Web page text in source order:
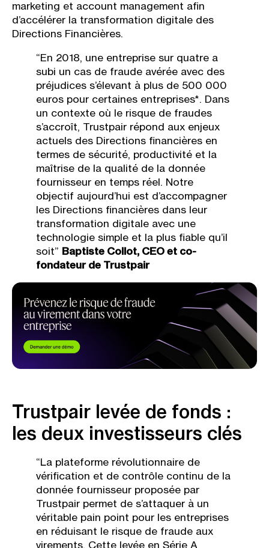
marketing et account management afin
d’accélérer la transformation digitale des
Directions Financières.
“​En 2018, une entreprise sur quatre a
subi un cas de fraude avérée avec des
préjudices s’élevant à plus de 500 000
euros pour certaines entreprises*. Dans
un contexte où le risque de fraudes
s’accroît, Trustpair répond aux enjeux
actuels des Directions financières en
termes de sécurité, productivité et la
maîtrise de la qualité de la donnée
fournisseur en temps réel. Notre
objectif aujourd’hui est d’accompagner
les Directions financières dans leur
transformation digitale avec une
technologie simple et la plus fiable qu’il
soit”​ Baptiste Collot, CEO et co-
fondateur de Trustpair
Trustpair levée de fonds :
les deux investisseurs clés
“​La plateforme révolutionnaire de
vérification et de contrôle continu de la
donnée fournisseur proposée par
Trustpair permet de s’attaquer à un
véritable pain point pour les entreprises
en réduisant le risque de fraude aux
virements. Cette levée en Série A